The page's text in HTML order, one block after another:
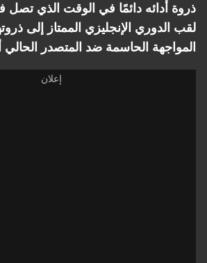
ذروة أدائه دائمًا في الوقت الذي تصل
لقب الدوري الإنجليزي الممتاز إلى
المواجهة الحاسمة ضد المتصدر الحالي